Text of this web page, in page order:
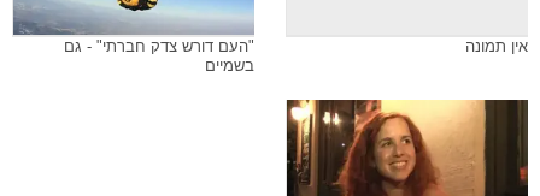
אין תמונה
"העם דורש צדק חברתי" - גם
בשמיים